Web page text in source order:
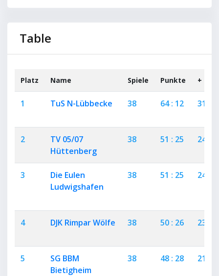
Table
Platz Name Spiele Punkte +
1 TuS N-Lübbecke 38 64 : 12 31
2
TV 05/07
Hüttenberg
38 51 : 25 24
3
Die Eulen
Ludwigshafen
38 51 : 25 24
4 DJK Rimpar Wölfe 38 50 : 26 23
5
SG BBM
Bietigheim
38 48 : 28 21